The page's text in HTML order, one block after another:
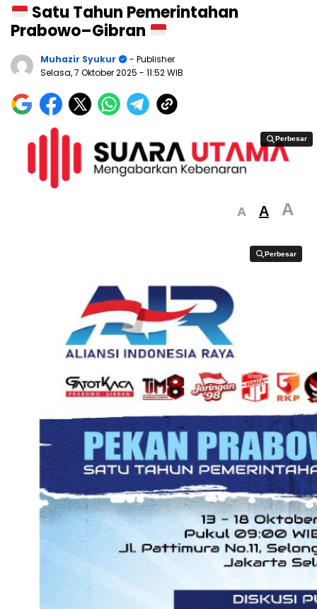
Satu Tahun Pemerintahan
Prabowo–Gibran
Muhazir Syukur
- Publisher
Selasa, 7 Oktober 2025 - 11:52 WIB
Perbesar
Perbesar
A A A
Perbesar
Perbesar